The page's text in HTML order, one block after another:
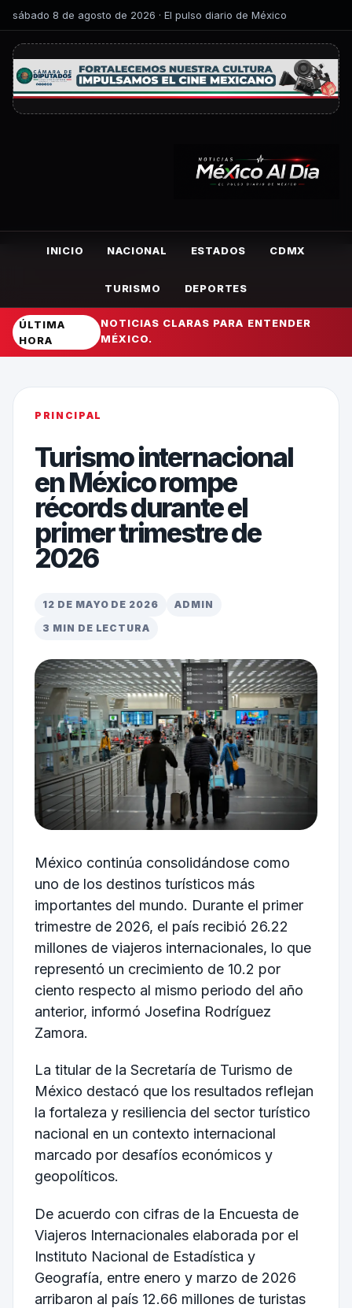
sábado 8 de agosto de 2026 · El pulso diario de México
INICIO NACIONAL ESTADOS CDMX
TURISMO DEPORTES
ÚLTIMA
HORA
NOTICIAS CLARAS PARA ENTENDER
MÉXICO.
PRINCIPAL
Turismo internacional
en México rompe
récords durante el
primer trimestre de
2026
12 DE MAYO DE 2026
ADMIN
3 MIN DE LECTURA
México continúa consolidándose como
uno de los destinos turísticos más
importantes del mundo. Durante el primer
trimestre de 2026, el país recibió 26.22
millones de viajeros internacionales, lo que
representó un crecimiento de 10.2 por
ciento respecto al mismo periodo del año
anterior, informó Josefina Rodríguez
Zamora.
La titular de la Secretaría de Turismo de
México destacó que los resultados reflejan
la fortaleza y resiliencia del sector turístico
nacional en un contexto internacional
marcado por desafíos económicos y
geopolíticos.
De acuerdo con cifras de la Encuesta de
Viajeros Internacionales elaborada por el
Instituto Nacional de Estadística y
Geografía, entre enero y marzo de 2026
arribaron al país 12.66 millones de turistas